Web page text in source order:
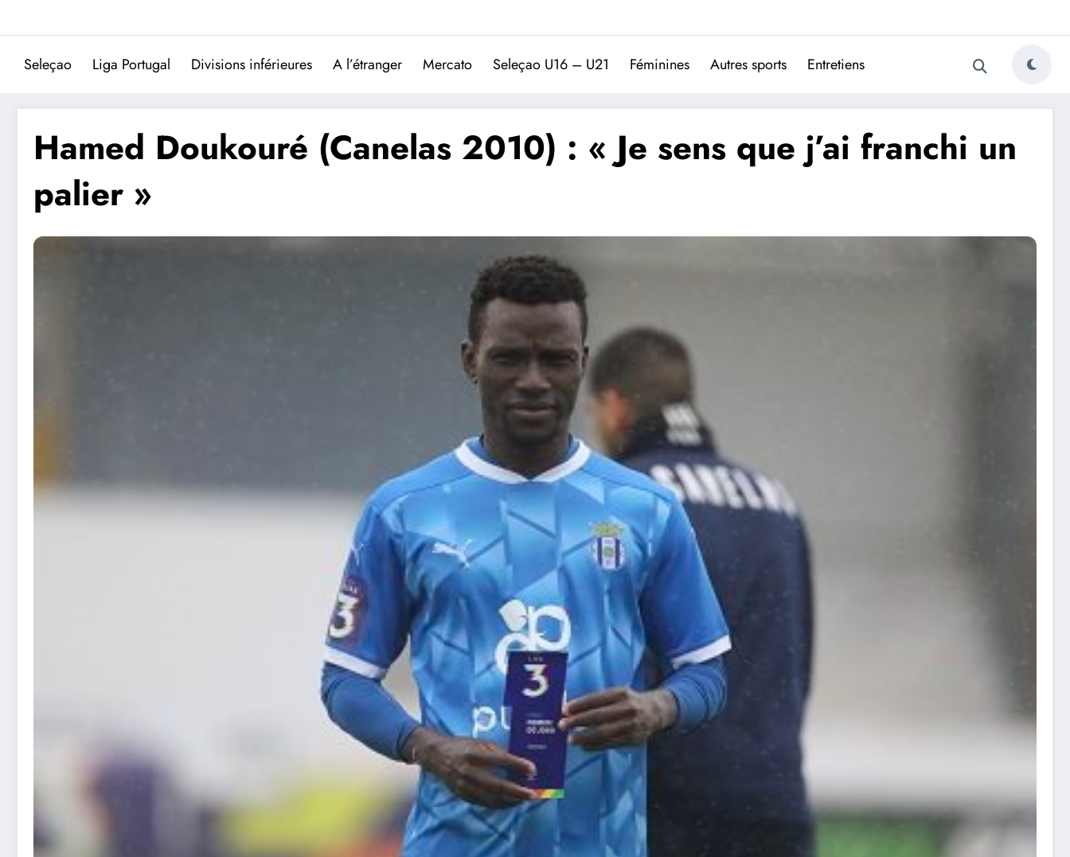
Trivela
L'actualité du football portugais
Seleçao Liga Portugal Divisions inférieures A l’étranger Mercato Seleçao U16 – U21 Féminines Autres sports Entretiens
Hamed Doukouré (Canelas 2010) : « Je sens que j’ai franchi un
palier »